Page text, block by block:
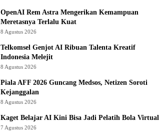
OpenAI Rem Astra Mengerikan Kemampuan
Meretasnya Terlalu Kuat
8 Agustus 2026
Telkomsel Genjot AI Ribuan Talenta Kreatif
Indonesia Melejit
8 Agustus 2026
Piala AFF 2026 Guncang Medsos, Netizen Soroti
Kejanggalan
8 Agustus 2026
Kaget Belajar AI Kini Bisa Jadi Pelatih Bola Virtual
7 Agustus 2026